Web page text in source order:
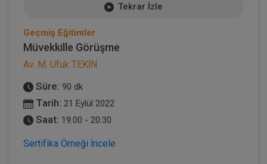
Tekrar İzle
Geçmiş Eğitimler
Müvekkille Görüşme
Av. M. Ufuk TEKİN
Süre: 90 dk
Tarih: 21 Eylül 2022
Saat: 19:00 - 20:30
Sertifika Örneği İncele